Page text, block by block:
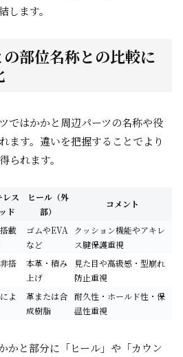
します。
部位名称との比較に
ではかかと周辺パーツの名称や役
ます。違いを把握することでより
られます。
レス
ド
ヒール（外
部）
コメント
載
ゴムやEVA
など
クッション機能やアキレ
ス腱保護重視
搭
本革・積み
上げ
見た目や高級感・型崩れ
防止重視
よ
革または合
成樹脂
耐久性・ホールド性・保
温性重視
かと部分に「ヒール」や「カウン